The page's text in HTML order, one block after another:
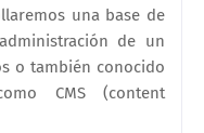
una base de
de un
o también conocido
CMS (content